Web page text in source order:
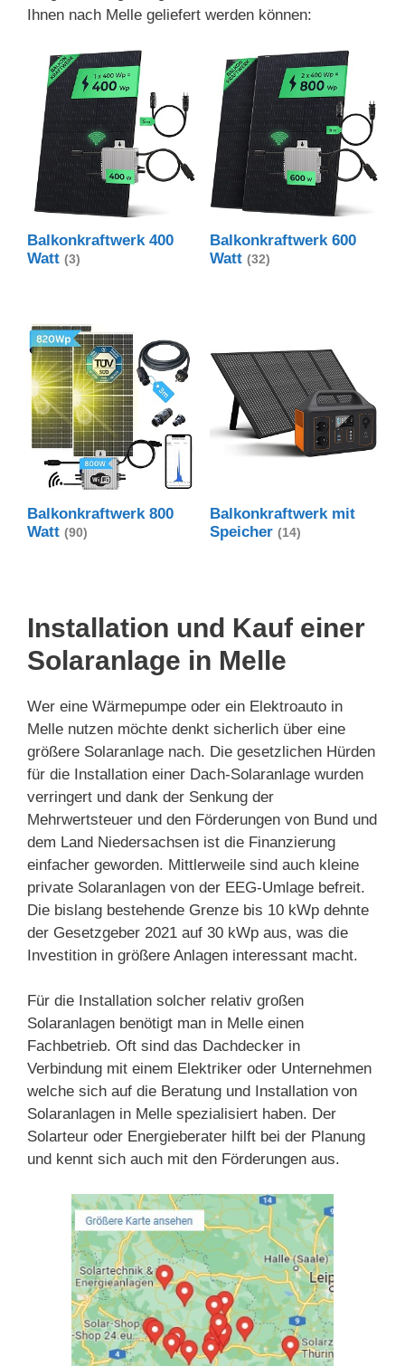
Ihnen nach Melle geliefert werden können:
Balkonkraftwerk 400
Watt (3)
Balkonkraftwerk 600
Watt (32)
Balkonkraftwerk 800
Watt (90)
Balkonkraftwerk mit
Speicher (14)
Installation und Kauf einer
Solaranlage in Melle
Wer eine Wärmepumpe oder ein Elektroauto in
Melle nutzen möchte denkt sicherlich über eine
größere Solaranlage nach. Die gesetzlichen Hürden
für die Installation einer Dach-Solaranlage wurden
verringert und dank der Senkung der
Mehrwertsteuer und den Förderungen von Bund und
dem Land Niedersachsen ist die Finanzierung
einfacher geworden. Mittlerweile sind auch kleine
private Solaranlagen von der EEG-Umlage befreit.
Die bislang bestehende Grenze bis 10 kWp dehnte
der Gesetzgeber 2021 auf 30 kWp aus, was die
Investition in größere Anlagen interessant macht.
Für die Installation solcher relativ großen
Solaranlagen benötigt man in Melle einen
Fachbetrieb. Oft sind das Dachdecker in
Verbindung mit einem Elektriker oder Unternehmen
welche sich auf die Beratung und Installation von
Solaranlagen in Melle spezialisiert haben. Der
Solarteur oder Energieberater hilft bei der Planung
und kennt sich auch mit den Förderungen aus.